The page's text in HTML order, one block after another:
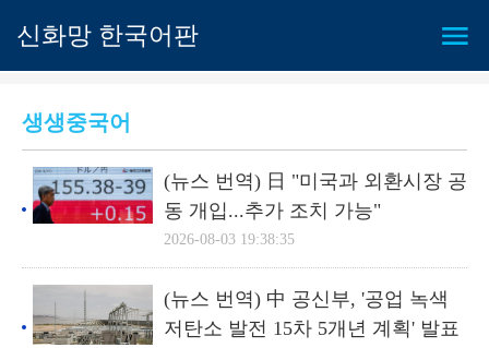
신화망 한국어판
생생중국어
(뉴스 번역) 日 "미국과 외환시장 공
동 개입...추가 조치 가능"
2026-08-03 19:38:35
(뉴스 번역) 中 공신부, '공업 녹색
저탄소 발전 15차 5개년 계획' 발표